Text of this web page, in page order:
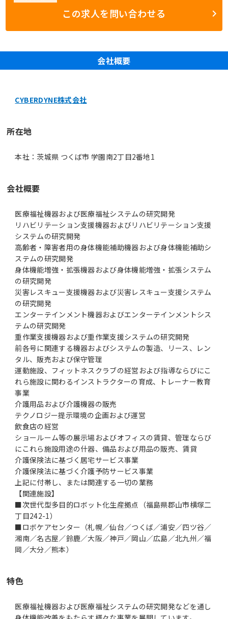
この求人を問い合わせる
会社概要
CYBERDYNE株式会社
所在地
本社：茨城県 つくば市 学園南2丁目2番地1
会社概要
医療福祉機器および医療福祉システムの研究開発
リハビリテーション支援機器およびリハビリテーション支援
システムの研究開発
高齢者・障害者用の身体機能補助機器および身体機能補助シ
ステムの研究開発
身体機能増強・拡張機器および身体機能増強・拡張システム
の研究開発
災害レスキュー支援機器および災害レスキュー支援システム
の研究開発
エンターテインメント機器およびエンターテインメントシス
テムの研究開発
重作業支援機器および重作業支援システムの研究開発
前各号に関連する機器およびシステムの製造、リース、レン
タル、販売および保守管理
運動施設、フィットネスクラブの経営および指導ならびにこ
れら施設に関わるインストラクターの育成、トレーナー教育
事業
介護用品および介護機器の販売
テクノロジー提示環境の企画および運営
飲食店の経営
ショールーム等の展示場およびオフィスの賃貸、管理ならび
にこれら施設用途の什器、備品および用品の販売、賃貸
介護保険法に基づく居宅サービス事業
介護保険法に基づく介護予防サービス事業
上記に付帯し、または関連する一切の業務
【関連施設】
■次世代型多目的ロボット化生産拠点（福島県郡山市横塚二
丁目242-1）
■ロボケアセンター（札幌／仙台／つくば／浦安／四ツ谷／
湘南／名古屋／鈴鹿／大阪／神戸／岡山／広島／北九州／福
岡／大分／熊本）
特色
医療福祉機器および医療福祉システムの研究開発などを通し